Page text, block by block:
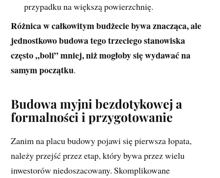
przypadku na większą powierzchnię.
Różnica w całkowitym budżecie bywa znacząca, ale
jednostkowo budowa tego trzeciego stanowiska
często „boli” mniej, niż mogłoby się wydawać na
samym początku.
Budowa myjni bezdotykowej a
formalności i przygotowanie
Zanim na placu budowy pojawi się pierwsza łopata,
należy przejść przez etap, który bywa przez wielu
inwestorów niedoszacowany. Skomplikowane